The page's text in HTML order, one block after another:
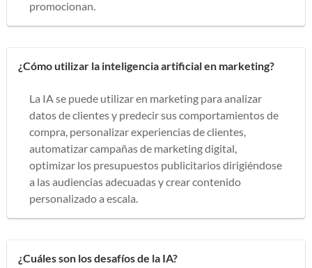
promocionan.
¿Cómo utilizar la inteligencia artificial en marketing?
La IA se puede utilizar en marketing para analizar
datos de clientes y predecir sus comportamientos de
compra, personalizar experiencias de clientes,
automatizar campañas de marketing digital,
optimizar los presupuestos publicitarios dirigiéndose
a las audiencias adecuadas y crear contenido
personalizado a escala.
¿Cuáles son los desafíos de la IA?